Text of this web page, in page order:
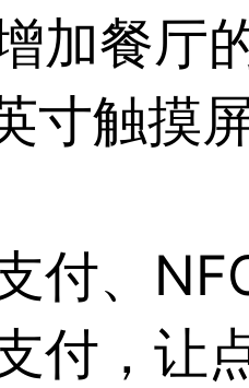
加餐厅
寸触摸
付、
付，让